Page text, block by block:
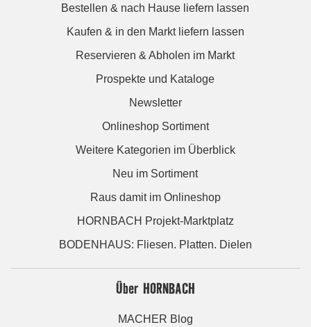
Bestellen & nach Hause liefern lassen
Kaufen & in den Markt liefern lassen
Reservieren & Abholen im Markt
Prospekte und Kataloge
Newsletter
Onlineshop Sortiment
Weitere Kategorien im Überblick
Neu im Sortiment
Raus damit im Onlineshop
HORNBACH Projekt-Marktplatz
BODENHAUS: Fliesen. Platten. Dielen
Über HORNBACH
MACHER Blog